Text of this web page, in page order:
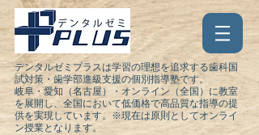
デンタルゼミプラスは学習の理想を追求する歯科国
試対策・歯学部進級支援の個別指導塾です。
岐阜・愛知（名古屋）・オンライン（全国）に教室
を展開し、全国において低価格で高品質な指導の提
供を実現しています。※現在は原則としてオンライ
ン授業となります。